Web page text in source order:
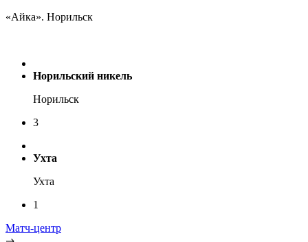
«Айка». Норильск
Норильский никель
Норильск
3
Ухта
Ухта
1
Матч-центр